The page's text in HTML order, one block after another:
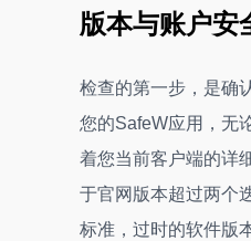
版本与账户安
检查的第一步，是确
您的SafeW应用，无
着您当前客户端的详
于官网版本超过两个
标准，过时的软件版